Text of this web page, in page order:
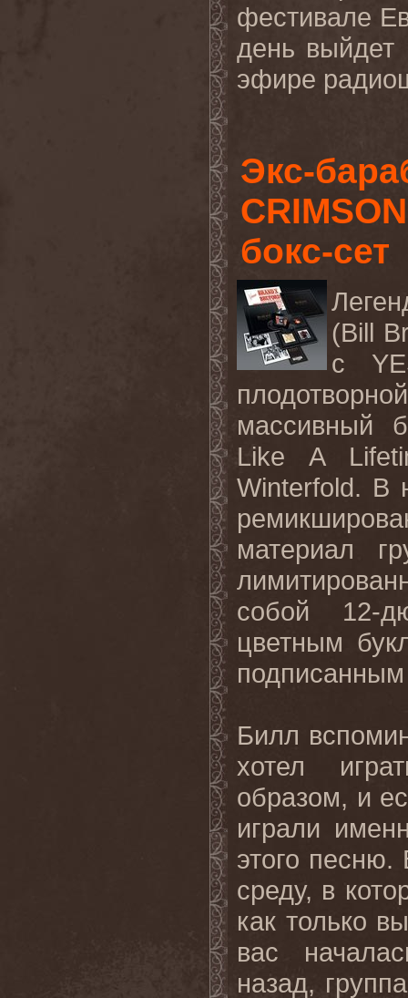
фестивале
день
эфире
Экс-
бокс-сет
(Bill
с
массивный
Like A
Winterfold. В
материал
собой 12-
цветным
Билл
хотел
образом, и
играли
этого песню.
среду, в
как только
вас
назад,